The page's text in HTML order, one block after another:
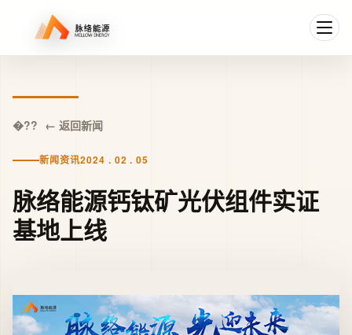
← 返回新闻
新闻资讯2024 . 02 . 05
脉络能源钙钛矿光伏组件实证
基地上线